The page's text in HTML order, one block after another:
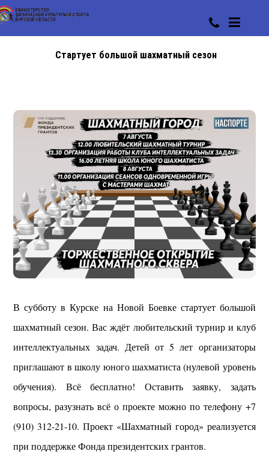
Стартует большой шахматный сезон
В субботу в Курске на Новой Боевке стартует большой
шахматный сезон. Вас ждёт любительский турнир и клуб
интеллектуальных задач. Детей от 5 лет организаторы
приглашают в школу юного шахматиста (нулевой уровень
обучения). Всё бесплатно! Оставить заявку, задать
вопросы, разузнать всё о проекте можно по телефону +7
(910) 312-21-10. Проект «Шахматный город» реализуется
при поддержке Фонда президентских грантов.